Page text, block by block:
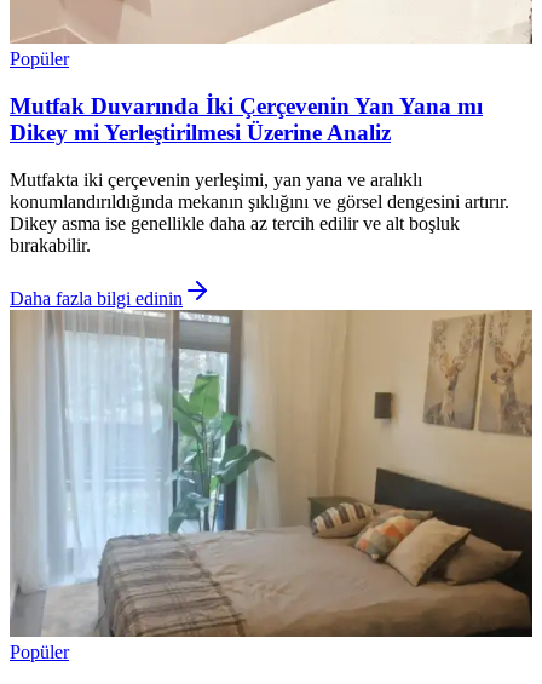
Popüler
Mutfak Duvarında İki Çerçevenin Yan Yana mı
Dikey mi Yerleştirilmesi Üzerine Analiz
Mutfakta iki çerçevenin yerleşimi, yan yana ve aralıklı
konumlandırıldığında mekanın şıklığını ve görsel dengesini artırır.
Dikey asma ise genellikle daha az tercih edilir ve alt boşluk
bırakabilir.
Daha fazla bilgi edinin
Popüler